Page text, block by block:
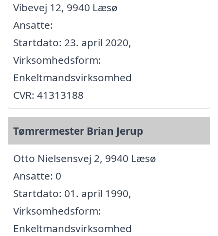
Vibevej 12, 9940 Læsø
Ansatte:
Startdato: 23. april 2020,
Virksomhedsform:
Enkeltmandsvirksomhed
CVR: 41313188
Tømrermester Brian Jerup
Otto Nielsensvej 2, 9940 Læsø
Ansatte: 0
Startdato: 01. april 1990,
Virksomhedsform:
Enkeltmandsvirksomhed